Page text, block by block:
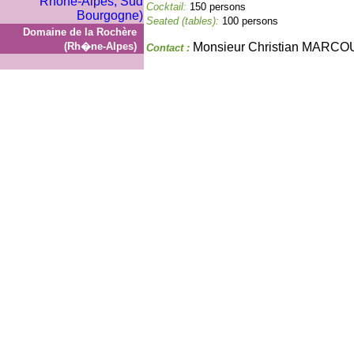
Domaine de la Rochère
(Rh�ne-Alpes)
Cocktail: 150 persons
Seated (tables): 100 persons
Contact : Monsieur Christian